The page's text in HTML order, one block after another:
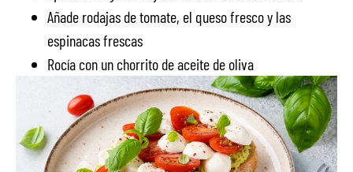
Añade rodajas de tomate, el queso fresco y las
espinacas frescas
Rocía con un chorrito de aceite de oliva